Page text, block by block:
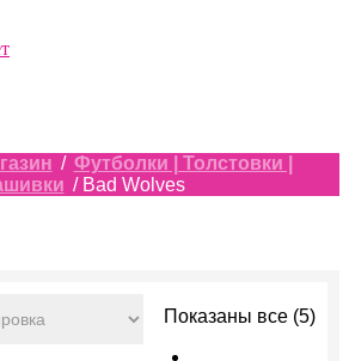
/ Футболки | Толстовки |
/ Bad Wolves
Показаны все (5)